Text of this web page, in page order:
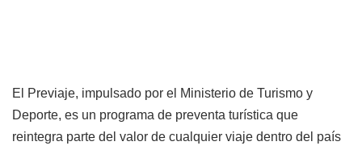
El Previaje, impulsado por el Ministerio de Turismo y
Deporte, es un programa de preventa turística que
reintegra parte del valor de cualquier viaje dentro del país